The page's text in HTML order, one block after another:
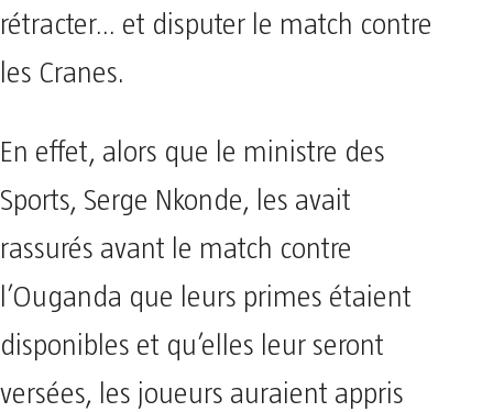
rétracter… et disputer le match contre
les Cranes.
En effet, alors que le ministre des
Sports, Serge Nkonde, les avait
rassurés avant le match contre
l’Ouganda que leurs primes étaient
disponibles et qu’elles leur seront
versées, les joueurs auraient appris